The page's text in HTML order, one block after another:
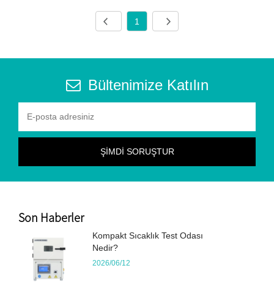
1
Bültenimize Katılın
Son Haberler
Kompakt Sıcaklık Test Odası
Nedir?
2026/06/12